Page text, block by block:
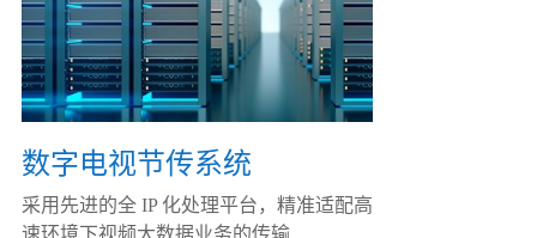
数字电视节传系统
采用先进的全 IP 化处理平台，精准适配高
速环境下视频大数据业务的传输...